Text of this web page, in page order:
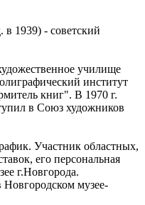
в 1939) - советский
училище
институт
книг". В 1970 г.
в Союз художников
Участник областных,
его персональная
г.Новгорода.
Новгородском музее-